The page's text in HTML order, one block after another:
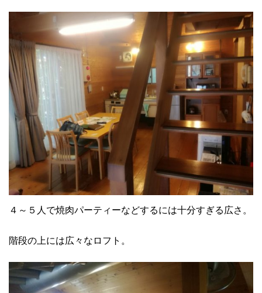
４～５人で焼肉パーティーなどするには十分すぎる広さ。
階段の上には広々なロフト。